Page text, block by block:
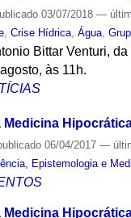
03/07/2018—
,Crise Hídrica ,Água ,
Bittar Venturi,
às 11h.
Medicina
06/04/2017—
Epistemologia e
Medicina